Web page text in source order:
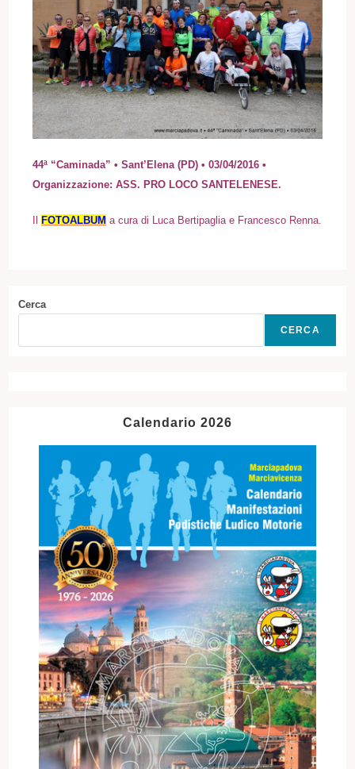
44ª “Caminada” • Sant’Elena (PD) • 03/04/2016 •
Organizzazione: ASS. PRO LOCO SANTELENESE.
FOTOALBUM a cura di Luca Bertipaglia e Francesco Renna.
Cerca
CERCA
Calendario 2026